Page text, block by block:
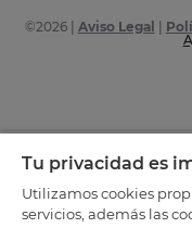
©2026| Aviso Legal
Tu privacidad es
Utilizamos cookies
servicios, además las